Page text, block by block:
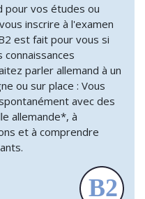
pour vos études ou
inscrire à l'examen
est fait pour vous si
parler allemand à un
ou sur place : Vous
avec des
allemande*, à
et à comprendre